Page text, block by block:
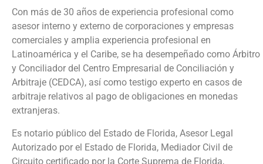
Con más de 30 años de experiencia profesional como
asesor interno y externo de corporaciones y empresas
comerciales y amplia experiencia profesional en
Latinoamérica y el Caribe, se ha desempeñado como Árbitro
y Conciliador del Centro Empresarial de Conciliación y
Arbitraje (CEDCA), así como testigo experto en casos de
arbitraje relativos al pago de obligaciones en monedas
extranjeras.
Es notario público del Estado de Florida, Asesor Legal
Autorizado por el Estado de Florida, Mediador Civil de
Circuito certificado por la Corte Suprema de Florida,